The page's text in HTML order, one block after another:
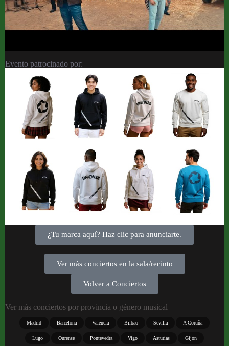
Evento patrocinado por:
¿Tu marca aquí? Haz clic para anunciarte.
Ver más conciertos en la sala/recinto
Volver a Conciertos
Ver más conciertos por provincia o género musical
Madrid Barcelona Valencia Bilbao Sevilla A Coruña
Lugo Ourense Pontevedra Vigo Asturias Gijón